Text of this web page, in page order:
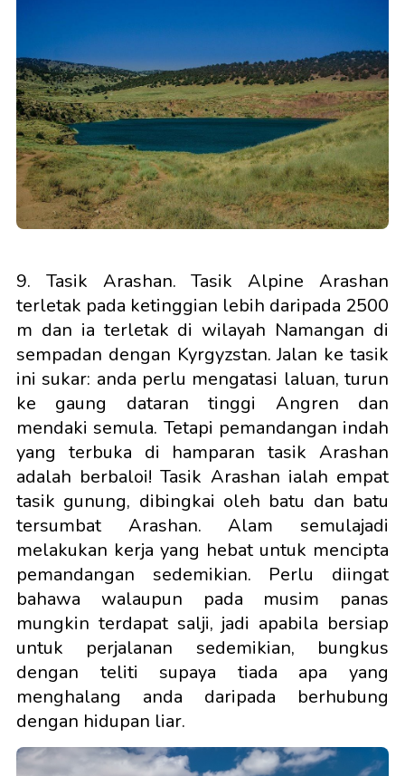
9. Tasik Arashan. Tasik Alpine Arashan
terletak pada ketinggian lebih daripada 2500
m dan ia terletak di wilayah Namangan di
sempadan dengan Kyrgyzstan. Jalan ke tasik
ini sukar: anda perlu mengatasi laluan, turun
ke gaung dataran tinggi Angren dan
mendaki semula. Tetapi pemandangan indah
yang terbuka di hamparan tasik Arashan
adalah berbaloi! Tasik Arashan ialah empat
tasik gunung, dibingkai oleh batu dan batu
tersumbat Arashan. Alam semulajadi
melakukan kerja yang hebat untuk mencipta
pemandangan sedemikian. Perlu diingat
bahawa walaupun pada musim panas
mungkin terdapat salji, jadi apabila bersiap
untuk perjalanan sedemikian, bungkus
dengan teliti supaya tiada apa yang
menghalang anda daripada berhubung
dengan hidupan liar.